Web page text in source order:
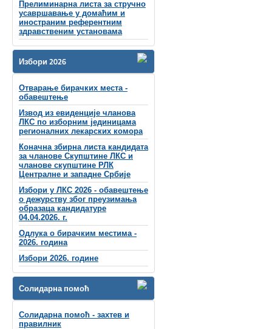
Прелиминарна листа за стручно
усавршавање у домаћим и
иностраним референтним
здравственим установама
Избори 2026
Отварање бирачких места -
обавештење
Извод из евиденције чланова
ЛКС по изборним јединицама
регионалних лекарских комора
Коначна збирна листа кандидата
за чланове Скупштине ЛКС и
чланове скупштинe РЛК
Централне и западне Србије
Избори у ЛКС 2026 - обавештење
о дежурству због преузимања
образаца кандидатуре
04.04.2026. г.
Одлука о бирачким местима -
2026. година
Избори 2026. године
Солидарна помоћ
Солидарна помоћ - захтев и
правилник